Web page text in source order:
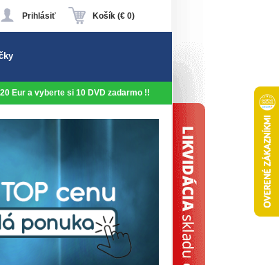
Košík (€ 0)
Prihlásiť
Eur a vyberte si 10 DVD zadarmo !!